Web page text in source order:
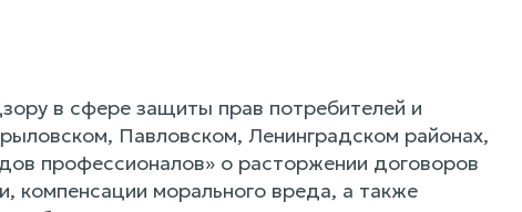
в сфере защиты прав потребителей и
Павловском, Ленинградском районах,
профессионалов» о расторжении договоров
компенсации морального вреда, а также